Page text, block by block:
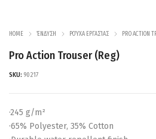
HOME ΈΝΔΥΣΗ ΡΟΎΧΑ ΕΡΓΑΣΊΑΣ PRO ACTION
Pro Action Trouser (Reg)
SKU: 90217
·245 g/m²
·65% Polyester, 35% Cotton